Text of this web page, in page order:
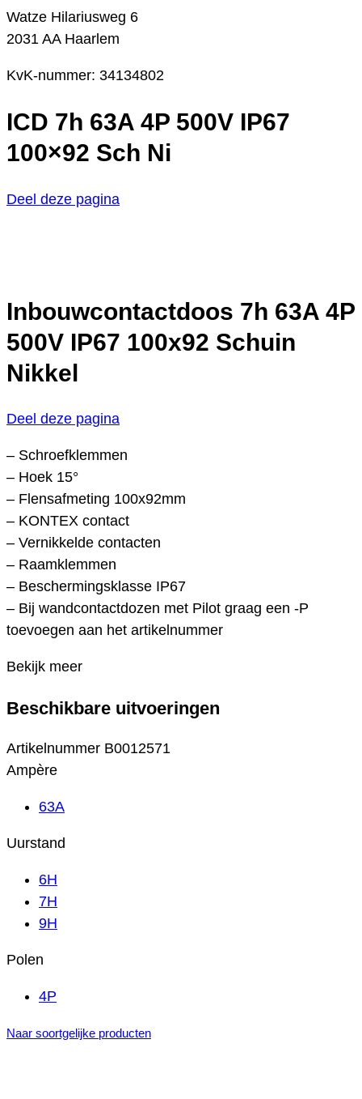
Watze Hilariusweg 6
2031 AA Haarlem
KvK-nummer: 34134802
ICD 7h 63A 4P 500V IP67
100×92 Sch Ni
Deel deze pagina
Inbouwcontactdoos 7h 63A 4P
500V IP67 100x92 Schuin
Nikkel
Deel deze pagina
– Schroefklemmen
– Hoek 15°
– Flensafmeting 100x92mm
– KONTEX contact
– Vernikkelde contacten
– Raamklemmen
– Beschermingsklasse IP67
– Bij wandcontactdozen met Pilot graag een -P
toevoegen aan het artikelnummer
Bekijk meer
Beschikbare uitvoeringen
Artikelnummer B0012571
Ampère
63A
Uurstand
6H
7H
9H
Polen
4P
Naar soortgelijke producten